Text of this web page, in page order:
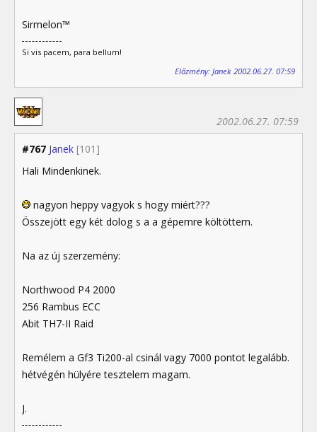
Sirmelon™
Si vis pacem, para bellum!
Előzmény: Janek 2002.06.27. 07:59
#767 Janek [101]
2002.06.27. 07:59
Hali Mindenkinek.
nagyon heppy vagyok s hogy miért???
Összejött egy két dolog s a a gépemre költöttem.
Na az új szerzemény:
Northwood P4 2000
256 Rambus ECC
Abit TH7-II Raid
Remélem a Gf3 Ti200-al csinál vagy 7000 pontot legalább.
hétvégén hülyére tesztelem magam.
J.